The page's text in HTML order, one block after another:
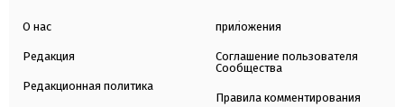
О нас
Редакция
Редакционная политика
приложения
Соглашение пользователя
Сообщества
Правила комментирования